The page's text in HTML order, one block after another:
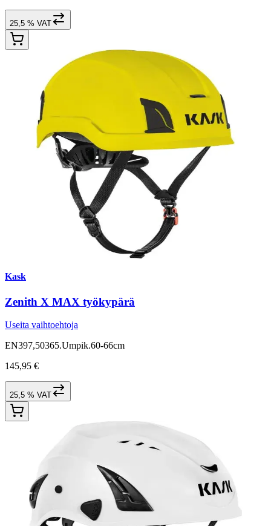
25,5 % VAT
Kask
Zenith X MAX työkypärä
Useita vaihtoehtoja
EN397,50365.Umpik.60-66cm
145,95 €
25,5 % VAT